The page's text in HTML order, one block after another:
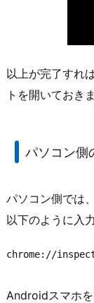
以上が完了すれ
トを開いておきま
パソコン側
パソコン側では
以下のように入
chrome://
Androidスマホ